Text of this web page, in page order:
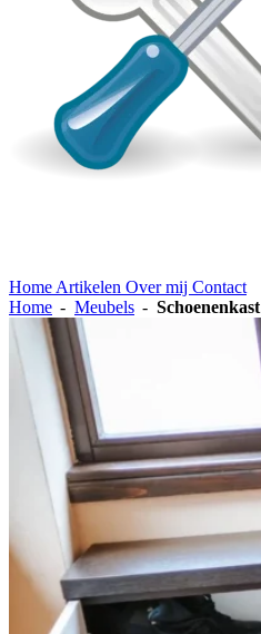
Home Artikelen Over mij Contact
Home
Meubels